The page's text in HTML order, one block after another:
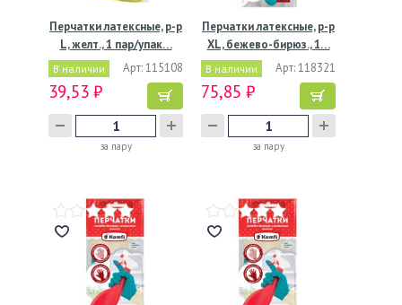
Перчатки латексные, р-р
L, желт., 1 пар/упак…
В наличии Арт: 115108
39,53 ₽
за пару
Перчатки латексные, р-р
XL, бежево-бирюз., 1…
В наличии Арт: 118321
75,85 ₽
за пару